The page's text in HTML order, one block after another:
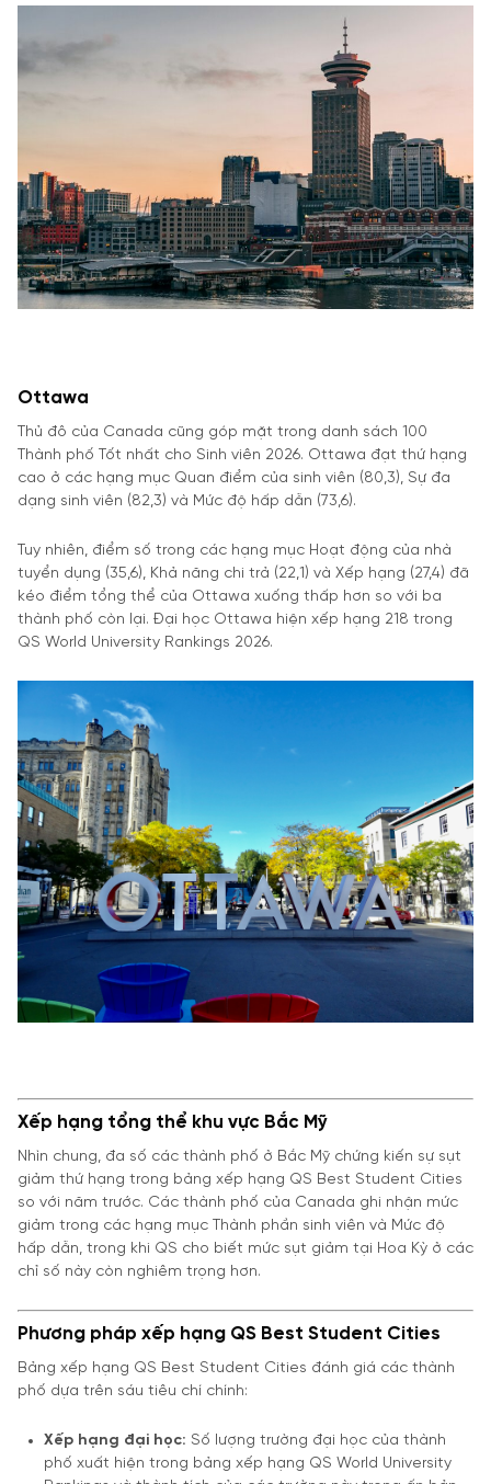
Ottawa
Thủ đô của Canada cũng góp mặt trong danh sách 100
Thành phố Tốt nhất cho Sinh viên 2026. Ottawa đạt thứ hạng
cao ở các hạng mục Quan điểm của sinh viên (80,3), Sự đa
dạng sinh viên (82,3) và Mức độ hấp dẫn (73,6).
Tuy nhiên, điểm số trong các hạng mục Hoạt động của nhà
tuyển dụng (35,6), Khả năng chi trả (22,1) và Xếp hạng (27,4) đã
kéo điểm tổng thể của Ottawa xuống thấp hơn so với ba
thành phố còn lại. Đại học Ottawa hiện xếp hạng 218 trong
QS World University Rankings 2026.
Xếp hạng tổng thể khu vực Bắc Mỹ
Nhìn chung, đa số các thành phố ở Bắc Mỹ chứng kiến sự sụt
giảm thứ hạng trong bảng xếp hạng QS Best Student Cities
so với năm trước. Các thành phố của Canada ghi nhận mức
giảm trong các hạng mục Thành phần sinh viên và Mức độ
hấp dẫn, trong khi QS cho biết mức sụt giảm tại Hoa Kỳ ở các
chỉ số này còn nghiêm trọng hơn.
Phương pháp xếp hạng QS Best Student Cities
Bảng xếp hạng QS Best Student Cities đánh giá các thành
phố dựa trên sáu tiêu chí chính:
Xếp hạng đại học: Số lượng trường đại học của thành
phố xuất hiện trong bảng xếp hạng QS World University